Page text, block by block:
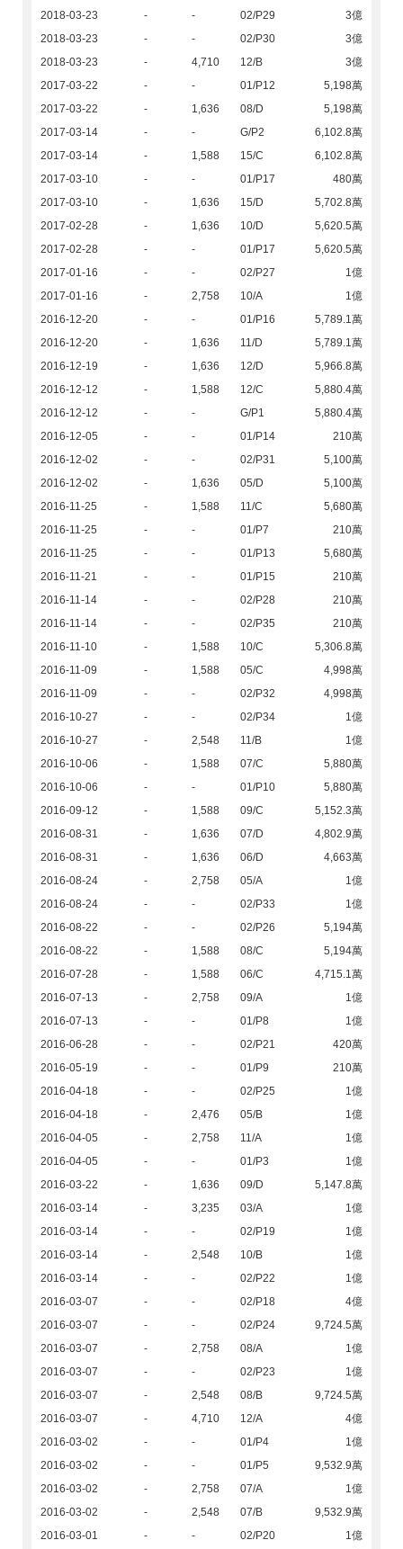
2018-03-23 - - 02/P29
3億
2018-03-23
- - 02/P30
3億
2018-03-23
- 4,710 12/B
3億
2017-03-22
- - 01/P12
5,198萬
2017-03-22
- 1,636 08/D
5,198萬
2017-03-14
- - G/P2
6,102.8萬
2017-03-14
- 1,588 15/C
6,102.8萬
2017-03-10
- - 01/P17
480萬
2017-03-10
- 1,636 15/D
5,702.8萬
2017-02-28
- 1,636 10/D
5,620.5萬
2017-02-28
- - 01/P17
5,620.5萬
2017-01-16
- - 02/P27
1億
2017-01-16
- 2,758 10/A
1億
2016-12-20
- - 01/P16
5,789.1萬
2016-12-20
- 1,636 11/D
5,789.1萬
2016-12-19
- 1,636 12/D
5,966.8萬
2016-12-12
- 1,588 12/C
5,880.4萬
2016-12-12
- - G/P1
5,880.4萬
2016-12-05
- - 01/P14
210萬
2016-12-02
- - 02/P31
5,100萬
2016-12-02
- 1,636 05/D
5,100萬
2016-11-25
- 1,588 11/C
5,680萬
2016-11-25
- - 01/P7
210萬
2016-11-25
- - 01/P13
5,680萬
2016-11-21
- - 01/P15
210萬
2016-11-14
- - 02/P28
210萬
2016-11-14
- - 02/P35
210萬
2016-11-10
- 1,588 10/C
5,306.8萬
2016-11-09
- 1,588 05/C
4,998萬
2016-11-09
- - 02/P32
4,998萬
2016-10-27
- - 02/P34
1億
2016-10-27
- 2,548 11/B
1億
2016-10-06
- 1,588 07/C
5,880萬
2016-10-06
- - 01/P10
5,880萬
2016-09-12
- 1,588 09/C
5,152.3萬
2016-08-31
- 1,636 07/D
4,802.9萬
2016-08-31
- 1,636 06/D
4,663萬
2016-08-24
- 2,758 05/A
1億
2016-08-24
- - 02/P33
1億
2016-08-22
- - 02/P26
5,194萬
2016-08-22
- 1,588 08/C
5,194萬
2016-07-28
- 1,588 06/C
4,715.1萬
2016-07-13
- 2,758 09/A
1億
2016-07-13
- - 01/P8
1億
2016-06-28
- - 02/P21
420萬
2016-05-19
- - 01/P9
210萬
2016-04-18
- - 02/P25
1億
2016-04-18
- 2,476 05/B
1億
2016-04-05
- 2,758 11/A
1億
2016-04-05
- - 01/P3
1億
2016-03-22
- 1,636 09/D
5,147.8萬
2016-03-14
- 3,235 03/A
1億
2016-03-14
- - 02/P19
1億
2016-03-14
- 2,548 10/B
1億
2016-03-14
- - 02/P22
1億
2016-03-07
- - 02/P18
4億
2016-03-07
- - 02/P24
9,724.5萬
2016-03-07
- 2,758 08/A
1億
2016-03-07
- - 02/P23
1億
2016-03-07
- 2,548 08/B
9,724.5萬
2016-03-07
- 4,710 12/A
4億
2016-03-02
- - 01/P4
1億
2016-03-02
- - 01/P5
9,532.9萬
2016-03-02
- 2,758 07/A
1億
2016-03-02
- 2,548 07/B
9,532.9萬
2016-03-01
- - 02/P20
1億